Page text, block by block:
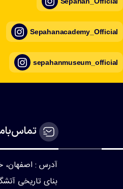
Sepahanacademy_Official
sepahanmuseum_official
آدرس : اصفهان،
بنای تاریخی